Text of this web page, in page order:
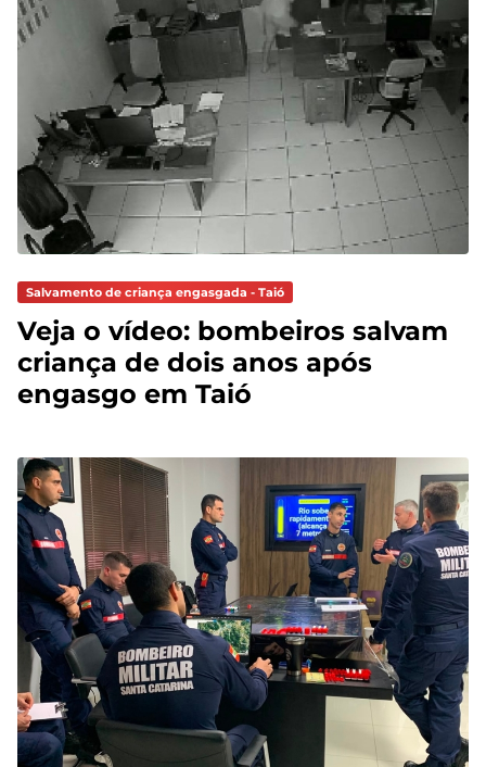
Salvamento de criança engasgada - Taió
Veja o vídeo: bombeiros salvam
criança de dois anos após
engasgo em Taió